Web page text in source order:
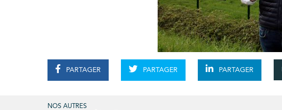
PARTAGER PARTAGER PARTAGER
NOS AUTRES